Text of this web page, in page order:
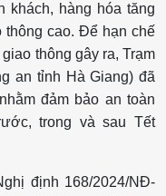
khách, hàng hóa tăng
thông cao. Để hạn chế
thông gây ra, Trạm
an tỉnh Hà Giang) đã
đảm bảo an toàn
trong và sau Tết
định 168/2024/NĐ-